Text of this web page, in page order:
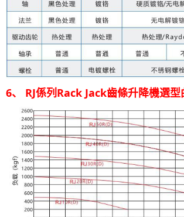
6、 RJ係列Rack Jack齒條升降機選型